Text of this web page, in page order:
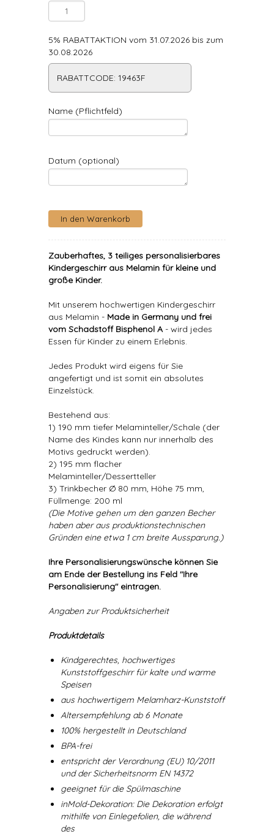
5% RABATTAKTION vom 31.07.2026 bis zum
30.08.2026
RABATTCODE: 19463F
Name (Pflichtfeld)
Datum (optional)
Zauberhaftes, 3 teiliges personalisierbares
Kindergeschirr aus Melamin für kleine und
große Kinder.
Mit unserem hochwertigen Kindergeschirr
aus Melamin - Made in Germany und frei
vom Schadstoff Bisphenol A- wird jedes
Essen für Kinder zu einem Erlebnis.
Jedes Produkt wird eigens für Sie
angefertigt und ist somit ein absolutes
Einzelstück.
Bestehend aus:
1) 190 mm tiefer Melaminteller/Schale (der
Name des Kindes kann nur innerhalb des
Motivs gedruckt werden).
2) 195 mm flacher
Melaminteller/Dessertteller
3) Trinkbecher Ø 80 mm, Höhe 75 mm,
Füllmenge: 200 ml
(Die Motive gehen um den ganzen Becher
haben aber aus produktionstechnischen
Gründen eine etwa 1 cm breite Aussparung.)
Ihre Personalisierungswünsche können Sie
am Ende der Bestellung ins Feld "Ihre
Personalisierung" eintragen.
Angaben zur Produktsicherheit
Produktdetails
Kindgerechtes, hochwertiges
Kunststoffgeschirr für kalte und warme
Speisen
aus hochwertigem Melamharz-Kunststoff
Altersempfehlung ab 6 Monate
100% hergestellt in Deutschland
BPA-frei
entspricht der Verordnung (EU) 10/2011
und der Sicherheitsnorm EN 14372
geeignet für die Spülmaschine
inMold-Dekoration: Die Dekoration erfolgt
mithilfe von Einlegefolien, die während
des